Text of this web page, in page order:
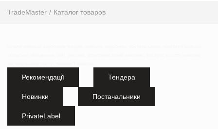
TradeMaster Каталог товаров
Рекомендації Тендера
Новинки Постачальники
PrivateLabel